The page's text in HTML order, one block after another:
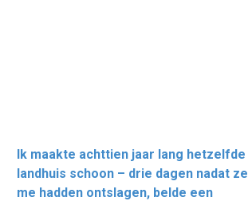
Ik maakte achttien jaar lang hetzelfde
landhuis schoon – drie dagen nadat ze
me hadden ontslagen, belde een